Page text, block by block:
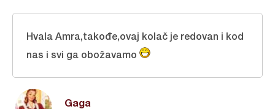
Gaga
Hvala Amra,takođe,ovaj kolač je redovan i kod
nas i svi ga obožavamo